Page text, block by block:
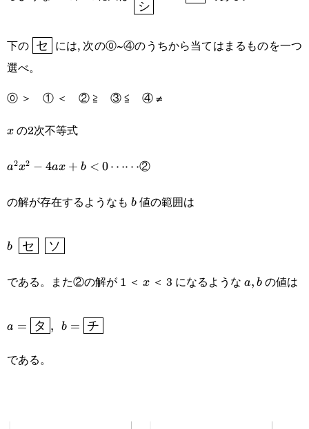
{\boxed{\text{シ}}}
シ
下の \boxed{\text{セ}}
セ には, 次の⓪~④のうちから当てはまるものを一つ
選べ。
⓪ ＞ ① ＜ ② ≧ ③ ≦ ④ ≠
x
x の2次不等式
a^2x^2-
a2x2 − 4ax + b < 0⋯⋯②
の解が存在するようなも b
b 値の範囲は
b\enspace\boxed{\text{セ}}\enspace\boxed{\text{
b セ ソ
である。また②の解が 1 ＜ x
x ＜ 3 になるような a,b
a, bの値は
a=\boxed{\text{タ}},\enspace
a = タ , b = チ
である。